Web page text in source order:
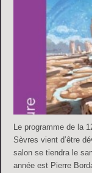
Le programme de la
Sèvres vient d’être
salon se tiendra le
année est Pierre